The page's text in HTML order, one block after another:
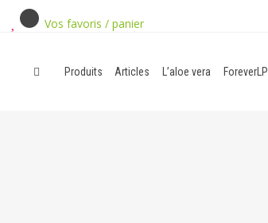
Vos favoris / panier
Produits Articles L’aloe vera ForeverLP